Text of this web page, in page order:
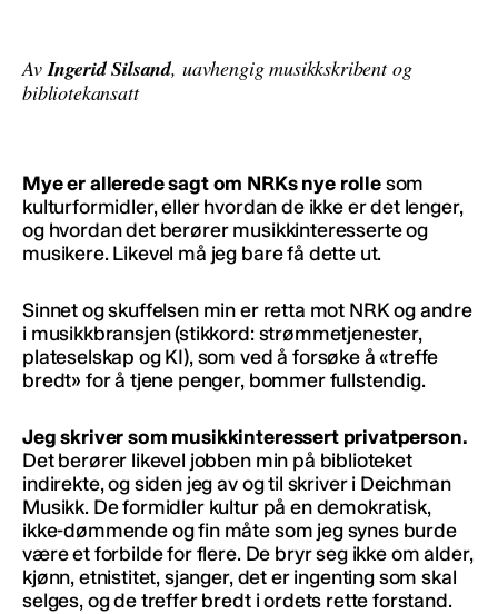
AvIngerid Silsand, uavhengig musikkskribent og
bibliotekansatt
Mye er allerede sagt om NRKs nye rollesom
kulturformidler, eller hvordan de ikke er det lenger,
og hvordan det berører musikkinteresserte og
musikere. Likevel må jeg bare få dette ut.
Sinnet og skuffelsen min er retta mot NRK og andre
i musikkbransjen (stikkord: strømmetjenester,
plateselskap og KI), som ved å forsøke å «treffe
bredt» for å tjene penger, bommer fullstendig.
Jeg skriver som musikkinteressert privatperson.
Det berører likevel jobben min på biblioteket
indirekte, og siden jeg av og til skriver i Deichman
Musikk. De formidler kultur på en demokratisk,
ikke-dømmende og fin måte som jeg synes burde
være et forbilde for flere. De bryr seg ikke om alder,
kjønn, etnistitet, sjanger, det er ingenting som skal
selges, og de treffer bredt i ordets rette forstand.